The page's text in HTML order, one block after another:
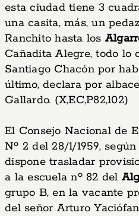
esta ciudad tiene 3
una casita, más, un
Ranchito hasta los
Cañadita Alegre, todo lo
Santiago Chacón por
último, declara por
Gallardo. (X,EC,P82,102)
El Consejo Nacional de
Nº 2 del 28/1/1959,
dispone trasladar
a la escuela nº 82 del
grupo B, en la vacante
del señor Arturo